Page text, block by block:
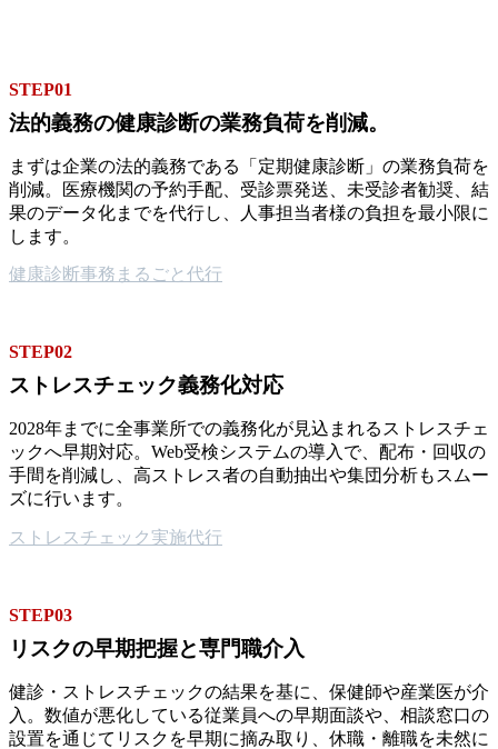
STEP01
法的義務の健康診断の業務負荷を削減。
まずは企業の法的義務である「定期健康診断」の業務負荷を
削減。医療機関の予約手配、受診票発送、未受診者勧奨、結
果のデータ化までを代行し、人事担当者様の負担を最小限に
します。
健康診断事務まるごと代行
STEP02
ストレスチェック義務化対応
2028年までに全事業所での義務化が見込まれるストレスチェ
ックへ早期対応。Web受検システムの導入で、配布・回収の
手間を削減し、高ストレス者の自動抽出や集団分析もスムー
ズに行います。
ストレスチェック実施代行
STEP03
リスクの早期把握と専門職介入
健診・ストレスチェックの結果を基に、保健師や産業医が介
入。数値が悪化している従業員への早期面談や、相談窓口の
設置を通じてリスクを早期に摘み取り、休職・離職を未然に